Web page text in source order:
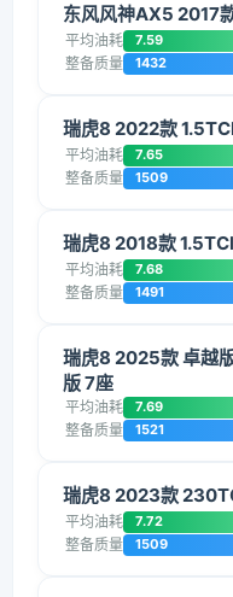
东风风神AX5 2017
平均油耗 7.59
整备质量 1432
瑞虎8 2022款
平均油耗 7.65
整备质量 1509
瑞虎8 2018款
平均油耗 7.68
整备质量 1491
瑞虎8 2025款 卓越
版 7座
平均油耗 7.69
整备质量 1521
瑞虎8 2023款
平均油耗 7.72
整备质量 1509